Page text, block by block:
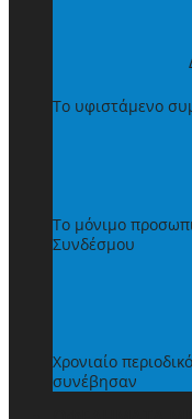
Το υφιστάμενο
Το μόνιμο
Συνδέσμου
Χρονιαίο
συνέβησαν